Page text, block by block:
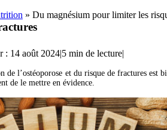
» Du magnésium pour limiter les
: 14 août 2024|5 min de lecture|
l’ostéoporose et du risque de fractures est
de le mettre en évidence.